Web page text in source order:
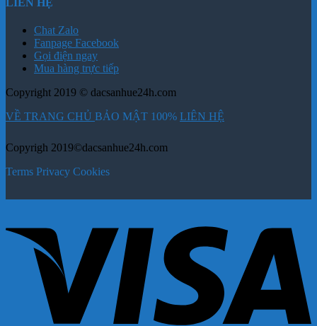
LIÊN HỆ
Chat Zalo
Fanpage Facebook
Gọi điện ngay
Mua hàng trực tiếp
Copyright 2019 © dacsanhue24h.com
VỀ TRANG CHỦ BẢO MẬT 100% LIÊN HỆ
Copyrigh 2019©dacsanhue24h.com
Terms Privacy Cookies